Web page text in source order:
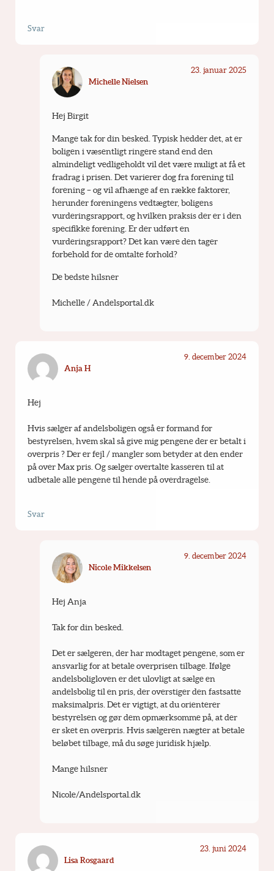
Svar
Michelle Nielsen
23. januar 2025
Hej Birgit
Mange tak for din besked. Typisk hedder det, at er
boligen i væsentligt ringere stand end den
almindeligt vedligeholdt vil det være muligt at få et
fradrag i prisen. Det varierer dog fra forening til
forening – og vil afhænge af en række faktorer,
herunder foreningens vedtægter, boligens
vurderingsrapport, og hvilken praksis der er i den
specifikke forening. Er der udført en
vurderingsrapport? Det kan være den tager
forbehold for de omtalte forhold?
De bedste hilsner
Michelle / Andelsportal.dk
Anja H
9. december 2024
Hej
Hvis sælger af andelsboligen også er formand for
bestyrelsen, hvem skal så give mig pengene der er betalt i
overpris ? Der er fejl / mangler som betyder at den ender
på over Max pris. Og sælger overtalte kasseren til at
udbetale alle pengene til hende på overdragelse.
Svar
Nicole Mikkelsen
9. december 2024
Hej Anja
Tak for din besked.
Det er sælgeren, der har modtaget pengene, som er
ansvarlig for at betale overprisen tilbage. Ifølge
andelsboligloven er det ulovligt at sælge en
andelsbolig til en pris, der overstiger den fastsatte
maksimalpris. Det er vigtigt, at du orienterer
bestyrelsen og gør dem opmærksomme på, at der
er sket en overpris. Hvis sælgeren nægter at betale
beløbet tilbage, må du søge juridisk hjælp.
Mange hilsner
Nicole/Andelsportal.dk
Lisa Rosgaard
23. juni 2024